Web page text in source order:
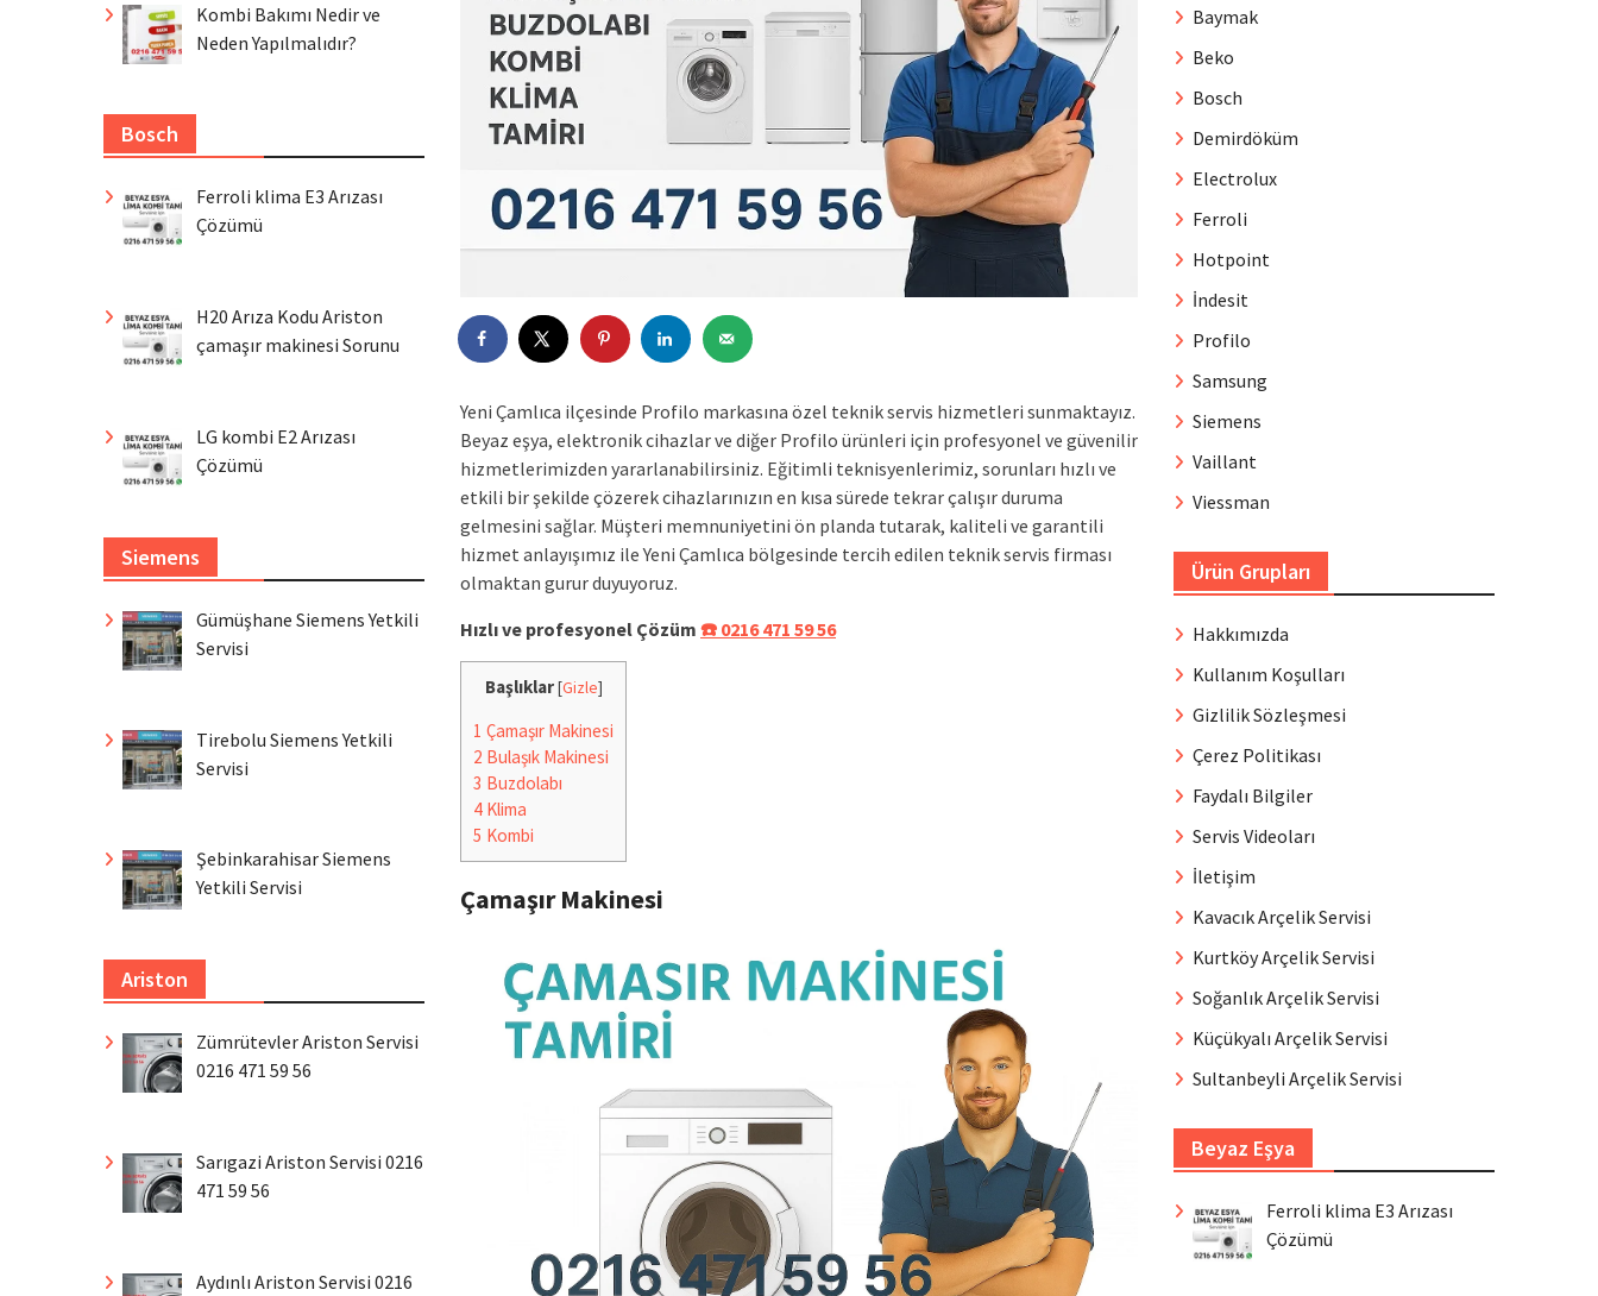
Yeni Çamlıca ilçesinde Profilo markasına özel teknik servis hizmetleri sunmaktayız.
Beyaz eşya, elektronik cihazlar ve diğer Profilo ürünleri için profesyonel ve güvenilir
hizmetlerimizden yararlanabilirsiniz. Eğitimli teknisyenlerimiz, sorunları hızlı ve
etkili bir şekilde çözerek cihazlarınızın en kısa sürede tekrar çalışır duruma
gelmesini sağlar. Müşteri memnuniyetini ön planda tutarak, kaliteli ve garantili
hizmet anlayışımız ile Yeni Çamlıca bölgesinde tercih edilen teknik servis firması
olmaktan gurur duyuyoruz.
Hızlı ve profesyonel Çözüm ☎️ 0216 471 59 56
Başlıklar [Gizle]
1 Çamaşır Makinesi
2 Bulaşık Makinesi
3 Buzdolabı
4 Klima
5 Kombi
Çamaşır Makinesi
Baymak
Beko
Bosch
Demirdöküm
Electrolux
Ferroli
Hotpoint
İndesit
Profilo
Samsung
Siemens
Vaillant
Viessman
Ürün Grupları
Hakkımızda
Kullanım Koşulları
Gizlilik Sözleşmesi
Çerez Politikası
Faydalı Bilgiler
Servis Videoları
İletişim
Kavacık Arçelik Servisi
Kurtköy Arçelik Servisi
Soğanlık Arçelik Servisi
Küçükyalı Arçelik Servisi
Sultanbeyli Arçelik Servisi
Beyaz Eşya
Ferroli klima E3 Arızası
Çözümü
Kombi Bakımı Nedir ve
Neden Yapılmalıdır?
Bosch
Ferroli klima E3 Arızası
Çözümü
H20 Arıza Kodu Ariston
çamaşır makinesi Sorunu
LG kombi E2 Arızası
Çözümü
Siemens
Gümüşhane Siemens Yetkili
Servisi
Tirebolu Siemens Yetkili
Servisi
Şebinkarahisar Siemens
Yetkili Servisi
Ariston
Zümrütevler Ariston Servisi
0216 471 59 56
Sarıgazi Ariston Servisi 0216
471 59 56
Aydınlı Ariston Servisi 0216